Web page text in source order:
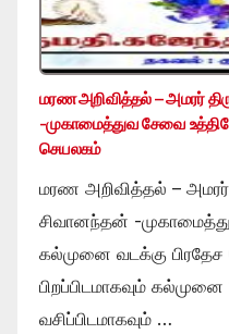
மரண அறிவித்தல் – அமரர்
-முகாமைத்துவ சேவை
செயலகம்
மரண அறிவித்தல் – அமரர்
சிவானந்தன் -
கல்முனை வடக்கு
பிறப்பிடமாகவும்
வசிப்பிடமாகவும் …